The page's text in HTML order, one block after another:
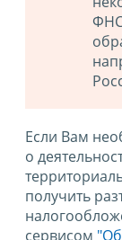
ФНС
Если Вам
о
получить
сервисом